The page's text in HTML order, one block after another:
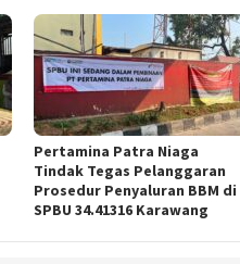
Pertamina Patra Niaga
Tindak Tegas Pelanggaran
Prosedur Penyaluran BBM di
SPBU 34.41316 Karawang